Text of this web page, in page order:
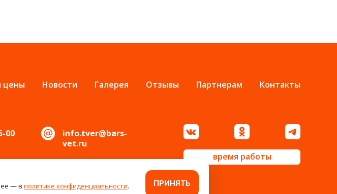
цены Новости Галерея Отзывы Партнерам Контакты
00
info.tver@bars-
vet.ru
время работы
— в политике конфиденциальности.
ПРИНЯТЬ